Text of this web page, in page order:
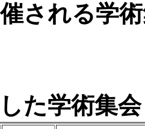
される学
た学術集